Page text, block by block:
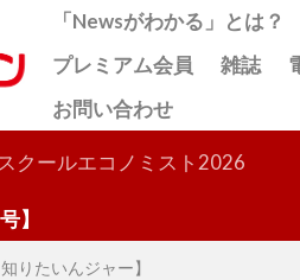
「Newsがわかる」とは？
プレミアム会員
雑誌
お問い合わせ
クールエコノミスト2026
りたいんジャー】